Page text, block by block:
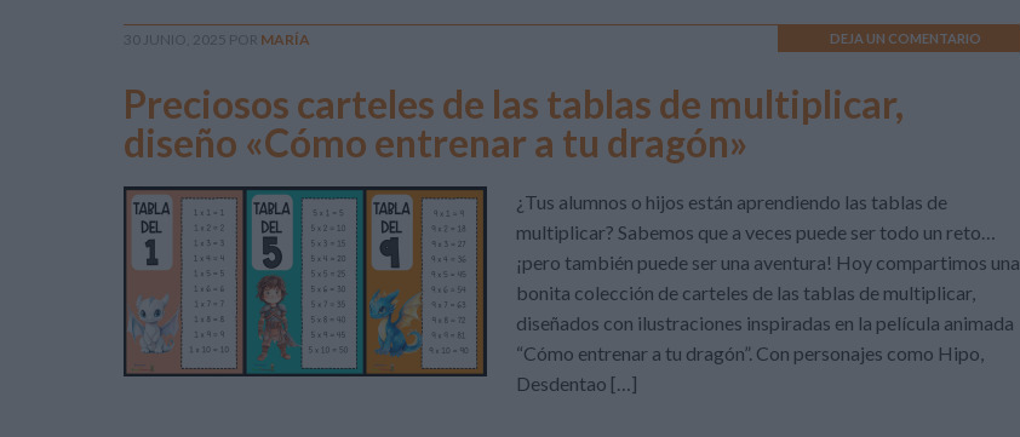
30 JUNIO, 2025 POR MARÍA DEJA UN COMENTARIO
Preciosos carteles de las tablas de multiplicar,
diseño «Cómo entrenar a tu dragón»
¿Tus alumnos o hijos están aprendiendo las tablas de
multiplicar? Sabemos que a veces puede ser todo un reto…
¡pero también puede ser una aventura! Hoy compartimos una
bonita colección de carteles de las tablas de multiplicar,
diseñados con ilustraciones inspiradas en la película animada
“Cómo entrenar a tu dragón”. Con personajes como Hipo,
Desdentao […]